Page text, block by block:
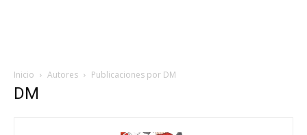
Inicio Autores Publicaciones por DM
DM